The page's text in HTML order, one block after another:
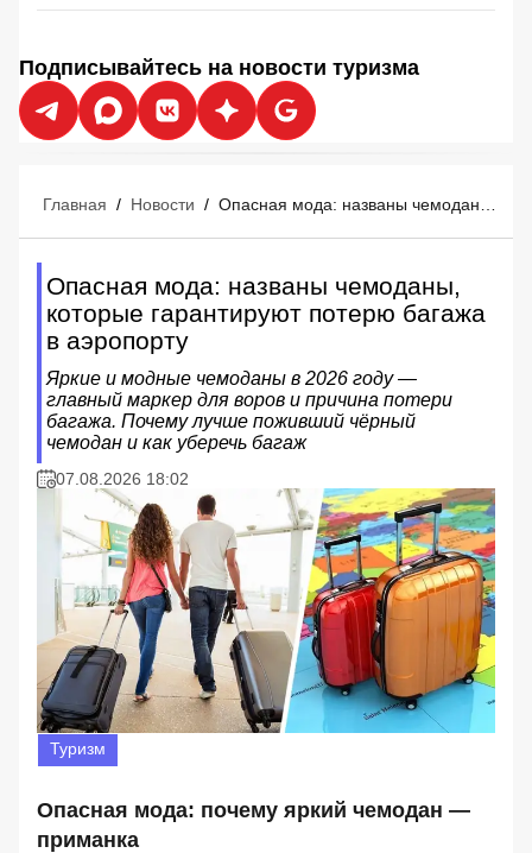
Подписывайтесь на новости туризма
Главная / Новости /
Опасная мода: названы чемоданы,
которые гарантируют потерю багажа
в аэропорту
Яркие и модные чемоданы в 2026 году —
главный маркер для воров и причина потери
багажа. Почему лучше поживший чёрный
чемодан и как уберечь багаж
07.08.2026 18:02
Туризм
Опасная мода: почему яркий чемодан —
приманка